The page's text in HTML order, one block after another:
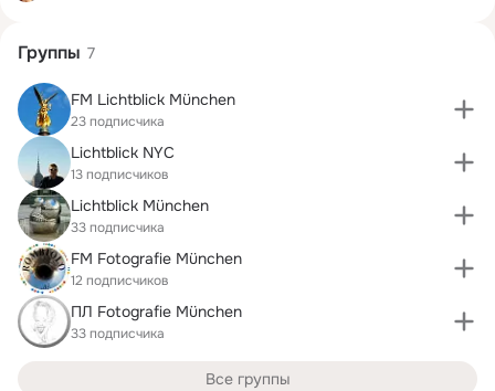
Группы 7
FM Lichtblick München
23 подписчика
Lichtblick NYC
13 подписчиков
Lichtblick München
33 подписчика
FM Fotografie München
12 подписчиков
ПЛ Fotografie München
33 подписчика
Все группы